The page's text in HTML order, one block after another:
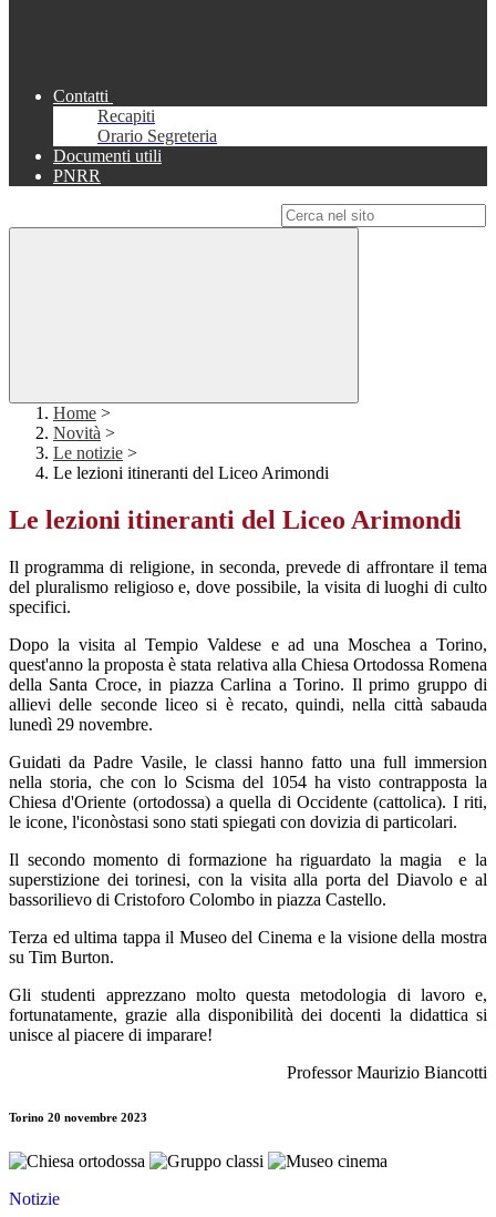
Contatti
Recapiti
Orario Segreteria
Documenti utili
PNRR
Home >
Novità >
Le notizie >
Le lezioni itineranti del Liceo Arimondi
Le lezioni itineranti del Liceo Arimondi
Il programma di religione, in seconda, prevede di affrontare il tema
del pluralismo religioso e, dove possibile, la visita di luoghi di culto
specifici.
Dopo la visita al Tempio Valdese e ad una Moschea a Torino,
quest'anno la proposta è stata relativa alla Chiesa Ortodossa Romena
della Santa Croce, in piazza Carlina a Torino. Il primo gruppo di
allievi delle seconde liceo si è recato, quindi, nella città sabauda
lunedì 29 novembre.
Guidati da Padre Vasile, le classi hanno fatto una full immersion
nella storia, che con lo Scisma del 1054 ha visto contrapposta la
Chiesa d'Oriente (ortodossa) a quella di Occidente (cattolica). I riti,
le icone, l'iconòstasi sono stati spiegati con dovizia di particolari.
Il secondo momento di formazione ha riguardato la magia
e la
superstizione dei torinesi, con la visita alla porta del Diavolo e al
bassorilievo di Cristoforo Colombo in piazza Castello.
Terza ed ultima tappa il Museo del Cinema e la visione della mostra
su Tim Burton.
Gli studenti apprezzano molto questa metodologia di lavoro e,
fortunatamente, grazie alla disponibilità dei docenti la didattica si
unisce al piacere di imparare!
Professor Maurizio Biancotti
Torino 20 novembre 2023
Notizie